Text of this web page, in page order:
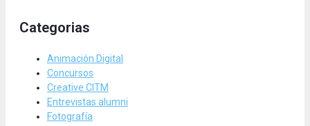
Categorias
Animación Digital
Concursos
Creative CITM
Entrevistas alumni
Fotografía